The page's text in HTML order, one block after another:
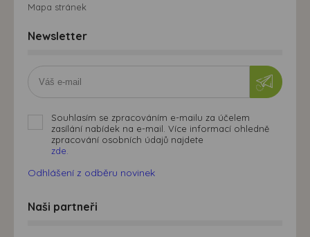
Mapa stránek
Newsletter
Souhlasím se zpracováním e-mailu za účelem
zasílání nabídek na e-mail. Více informací ohledně
zpracování osobních údajů najdete
zde.
Odhlášení z odběru novinek
Naši partneři